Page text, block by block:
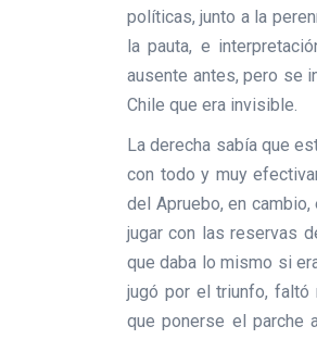
políticas, junto a la
la pauta, e
ausente antes, pero se
Chile que era invisible.
La derecha sabía que
con todo y muy
del Apruebo, en
jugar con las reservas
que daba lo mismo si
jugó por el triunfo, faltó
que ponerse el parche